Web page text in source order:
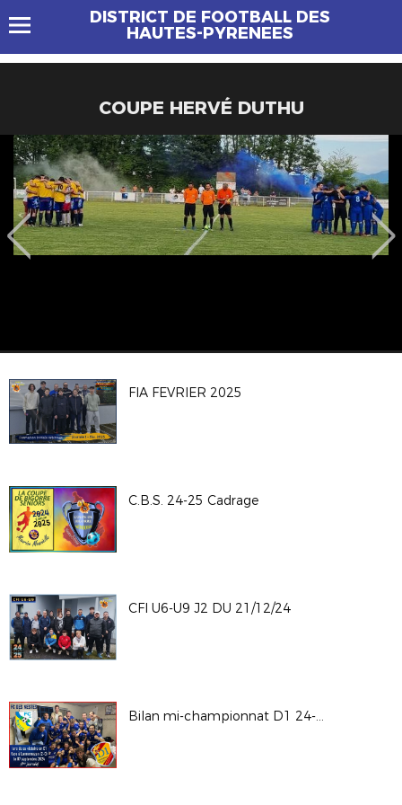
DISTRICT DE FOOTBALL DES
HAUTES-PYRENEES
COUPE HERVÉ DUTHU
FIA FEVRIER 2025
C.B.S. 24-25 Cadrage
CFI U6-U9 J2 DU 21/12/24
Bilan mi-championnat D1 24-25